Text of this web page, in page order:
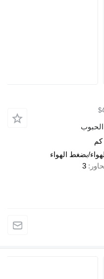
بضغط الهواء
3